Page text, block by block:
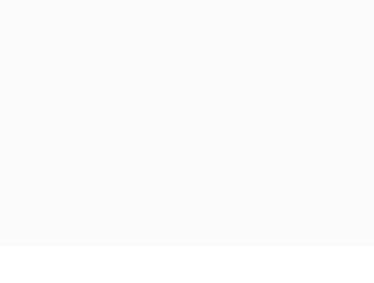
actual mediante Facebook
actual mediante Twitter
actual mediante LinkedIn
actual mediante global.social-whatsapp